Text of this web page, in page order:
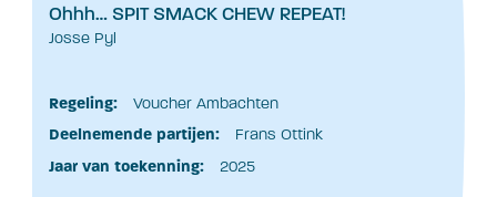
Ohhh… SPIT SMACK CHEW REPEAT!
Josse Pyl
Regeling:
Voucher Ambachten
Deelnemende partijen:
Frans Ottink
Jaar van toekenning:
2025